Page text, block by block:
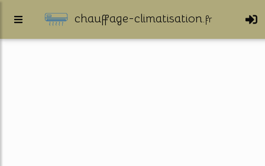
chauffage-climatisation.fr